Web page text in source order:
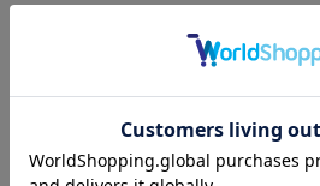
2BUY10%OFF